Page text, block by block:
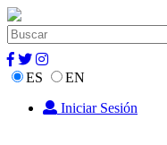
ES
EN
Iniciar Sesión